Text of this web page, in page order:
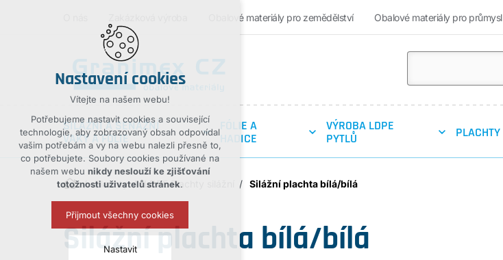
Obalové materiály pro zemědělství Obalové materiály pro průmysl
SILÁŽNÍ A SENÁŽNÍ
VAKY A FOLIE
FÓLIE A
HADICE
VÝROBA LDPE
PYTLŮ
PLACHTY
Plachty LDPE Plachty silážní Silážní plachta bílá/bílá
Silážní plachta bílá/bílá
Nastavení cookies
Vítejte na našem webu!
Potřebujeme nastavit cookies a související
technologie, aby zobrazovaný obsah odpovídal
vašim potřebám a vy na webu nalezli přesně to,
co potřebujete. Soubory cookies používané na
našem webu nikdy neslouží ke zjišťování
totožnosti uživatelů stránek.
Přijmout všechny cookies
Nastavit